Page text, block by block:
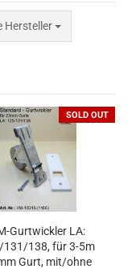
Hersteller
SOLD OUT
Gurtwickler LA:
131/138, für 3-5m
Gurt, mit/ohne